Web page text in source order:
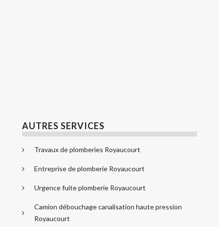
AUTRES SERVICES
Travaux de plomberies Royaucourt
Entreprise de plomberie Royaucourt
Urgence fuite plomberie Royaucourt
Camion débouchage canalisation haute pression
Royaucourt